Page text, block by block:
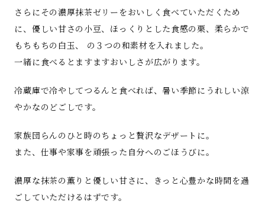
さらにその濃厚抹茶ゼリーをおいしく食べていただくため
に、優しい甘さの小豆、ほっくりとした食感の栗、柔らかで
もちもちの白玉、 の３つの和素材を入れました。
一緒に食べるとますますおいしさが広がります。
冷蔵庫で冷やしてつるんと食べれば、暑い季節にうれしい涼
やかなのどごしです。
家族団らんのひと時のちょっと贅沢なデザートに。
また、仕事や家事を頑張った自分へのごほうびに。
濃厚な抹茶の薫りと優しい甘さに、きっと心豊かな時間を過
ごしていただけるはずです。